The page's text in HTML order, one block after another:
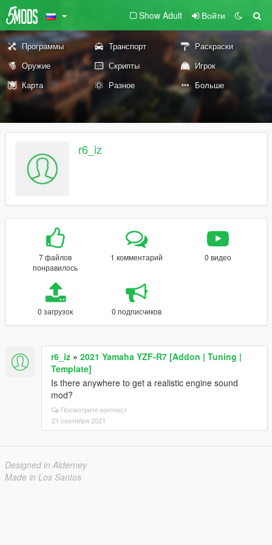
Show Adult Войти
Программы Транспорт
Раскраски
Оружие
Скрипты
Игрок
Карта
Разное Больше
r6_iz
7 файлов
понравилось
1 комментарий 0 видео
0 загрузок 0 подписчиков
r6_iz » 2021 Yamaha YZF-R7 [Addon | Tuning |
Template]
Is there anywhere to get a realistic engine sound
mod?
Посмотрите контекст
21 сентября 2021
Designed in Alderney
Made in Los Santos